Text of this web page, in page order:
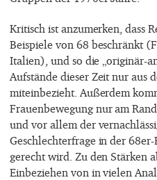
Kritisch ist anzumerken, dass
Beispiele von 68 beschränkt
Italien), und so die „originär-
Aufstände dieser Zeit nur aus
miteinbezieht. Außerdem
Frauenbewegung nur am
und vor allem der
Geschlechterfrage in der
gerecht wird. Zu den Stärken
Einbeziehen von in vielen